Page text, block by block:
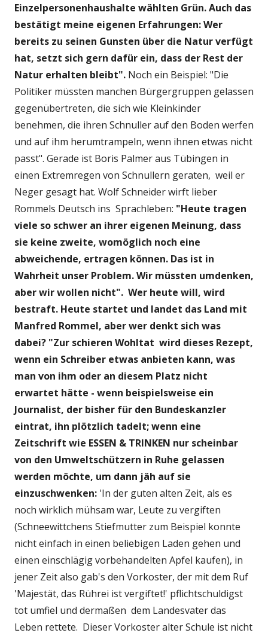
Einzelpersonenhaushalte wählten Grün. Auch das
bestätigt meine eigenen Erfahrungen: Wer
bereits zu seinen Gunsten über die Natur verfügt
hat, setzt sich gern dafür ein, dass der Rest der
Natur erhalten bleibt". Noch ein Beispiel: "Die
Politiker müssten manchen Bürgergruppen gelassen
gegenübertreten, die sich wie Kleinkinder
benehmen, die ihren Schnuller auf den Boden werfen
und auf ihm herumtrampeln, wenn ihnen etwas nicht
passt". Gerade ist Boris Palmer aus Tübingen in
einen Extremregen von Schnullern geraten, weil er
Neger gesagt hat. Wolf Schneider wirft lieber
Rommels Deutsch ins Sprachleben: "Heute tragen
viele so schwer an ihrer eigenen Meinung, dass
sie keine zweite, womöglich noch eine
abweichende, ertragen können. Das ist in
Wahrheit unser Problem. Wir müssten umdenken,
aber wir wollen nicht". Wer heute will, wird
bestraft. Heute startet und landet das Land mit
Manfred Rommel, aber wer denkt sich was
dabei? "Zur schieren Wohltat wird dieses Rezept,
wenn ein Schreiber etwas anbieten kann, was
man von ihm oder an diesem Platz nicht
erwartet hätte - wenn beispielsweise ein
Journalist, der bisher für den Bundeskanzler
eintrat, ihn plötzlich tadelt; wenn eine
Zeitschrift wie ESSEN & TRINKEN nur scheinbar
von den Umweltschützern in Ruhe gelassen
werden möchte, um dann jäh auf sie
einzuschwenken: 'In der guten alten Zeit, als es
noch wirklich mühsam war, Leute zu vergiften
(Schneewittchens Stiefmutter zum Beispiel konnte
nicht einfach in einen beliebigen Laden gehen und
einen einschlägig vorbehandelten Apfel kaufen), in
jener Zeit also gab's den Vorkoster, der mit dem Ruf
'Majestät, das Rührei ist vergiftet!' pflichtschuldigst
tot umfiel und dermaßen dem Landesvater das
Leben rettete. Dieser Vorkoster alter Schule ist nicht